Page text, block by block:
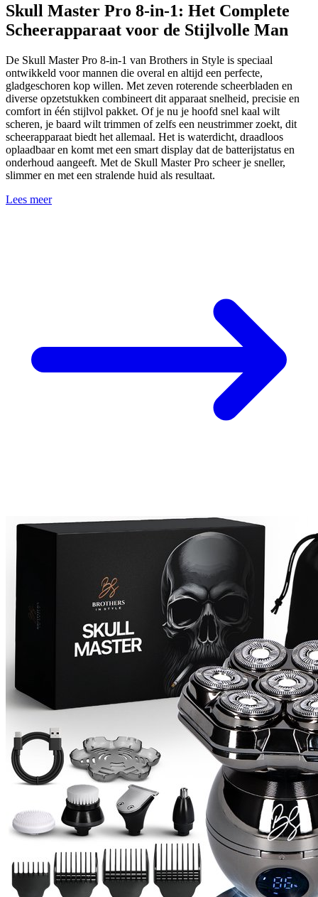
Skull Master Pro 8-in-1: Het Complete
Scheerapparaat voor de Stijlvolle Man
De Skull Master Pro 8-in-1 van Brothers in Style is speciaal
ontwikkeld voor mannen die overal en altijd een perfecte,
gladgeschoren kop willen. Met zeven roterende scheerbladen en
diverse opzetstukken combineert dit apparaat snelheid, precisie en
comfort in één stijlvol pakket. Of je nu je hoofd snel kaal wilt
scheren, je baard wilt trimmen of zelfs een neustrimmer zoekt, dit
scheerapparaat biedt het allemaal. Het is waterdicht, draadloos
oplaadbaar en komt met een smart display dat de batterijstatus en
onderhoud aangeeft. Met de Skull Master Pro scheer je sneller,
slimmer en met een stralende huid als resultaat.
Lees meer